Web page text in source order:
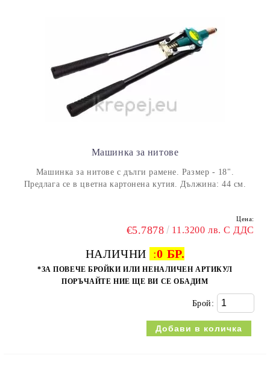
Машинка за нитове
Машинка за нитове с дълги рамене. Размер - 18".
Предлага се в цветна картонена кутия. Дължина: 44 см.
Цена:
€5.7878 11.3200 лв. С ДДС
НАЛИЧНИ :0 БР.
*ЗА ПОВЕЧЕ БРОЙКИ ИЛИ НЕНАЛИЧЕН АРТИКУЛ
ПОРЪЧАЙТЕ НИЕ ЩЕ ВИ СЕ ОБАДИМ
Брой: